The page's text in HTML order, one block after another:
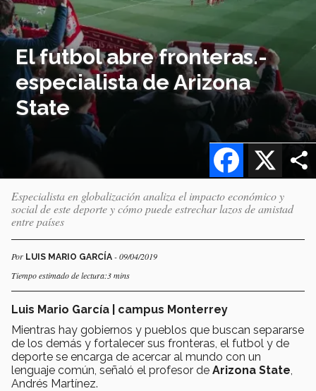
El futbol abre fronteras.-
especialista de Arizona
State
X
Facebook
Especialista en globalización analiza el impacto económico y
social de este deporte y cómo puede estrechar lazos de amistad
entre países
Por LUIS MARIO GARCÍA - 09/04/2019
Tiempo estimado de lectura:3 mins
Luis Mario García | campus Monterrey
Mientras hay gobiernos y pueblos que buscan separarse
de los demás y fortalecer sus fronteras, el futbol y de
deporte se encarga de acercar al mundo con un
lenguaje común, señaló el profesor de Arizona State
Andrés Martínez.